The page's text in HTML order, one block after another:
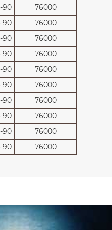
90
76000
90
76000
90
76000
90
76000
90
76000
90
76000
90
76000
90
76000
90
76000
90 76000